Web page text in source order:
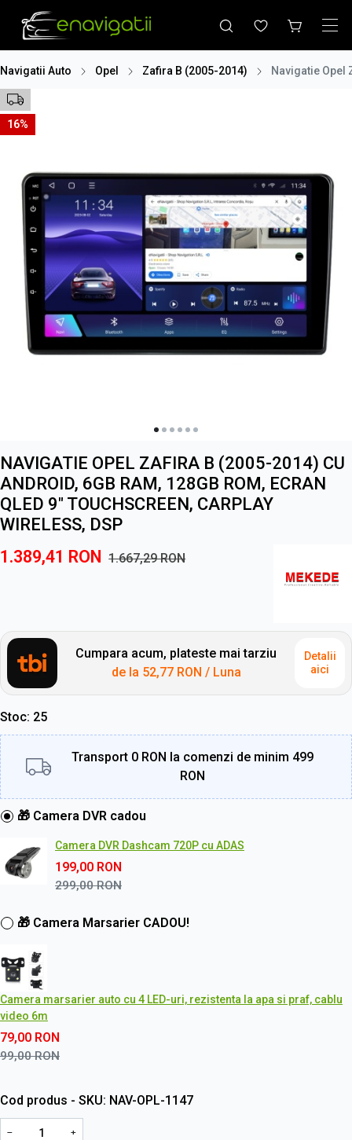
Navigatii Auto Opel Zafira B (2005-2014) Navigatie Opel
16%
NAVIGATIE OPEL ZAFIRA B (2005-2014) CU
ANDROID, 6GB RAM, 128GB ROM, ECRAN
QLED 9" TOUCHSCREEN, CARPLAY
WIRELESS, DSP
1.389,41 RON 1.667,29RON
Cumpara acum, plateste mai tarziu
de la 52,77 RON / Luna
Detalii
aici
Stoc 25
Transport 0 RON la comenzi de minim 499
RON
🎁 Camera DVR cadou
Camera DVR Dashcam 720P cu ADAS
199,00 RON
299,00RON
🎁 Camera Marsarier CADOU!
Camera marsarier auto cu 4 LED-uri, rezistenta la apa si praf, cablu
video 6m
79,00 RON
99,00RON
Cod produs - SKU NAV-OPL-1147
− +